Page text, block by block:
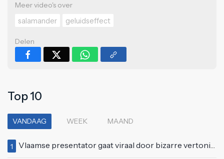
Meer video's over
salamander
geluidseffect
Delen
Top 10
VANDAAG WEEK MAAND
1 Vlaamse presentator gaat viraal door bizarre vertoning op live televisie: "Helemaal stijf van de bloem"